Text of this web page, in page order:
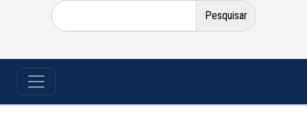
Pesquisar
por: